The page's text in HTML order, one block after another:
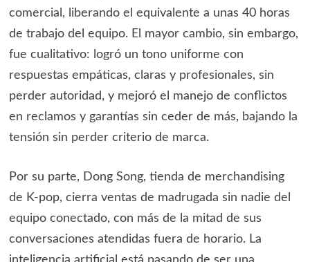
comercial, liberando el equivalente a unas 40 horas
de trabajo del equipo. El mayor cambio, sin embargo,
fue cualitativo: logró un tono uniforme con
respuestas empáticas, claras y profesionales, sin
perder autoridad, y mejoró el manejo de conflictos
en reclamos y garantías sin ceder de más, bajando la
tensión sin perder criterio de marca.
Por su parte, Dong Song, tienda de merchandising
de K-pop, cierra ventas de madrugada sin nadie del
equipo conectado, con más de la mitad de sus
conversaciones atendidas fuera de horario. La